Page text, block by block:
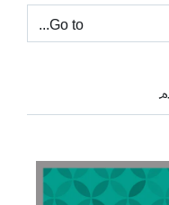
Go to...